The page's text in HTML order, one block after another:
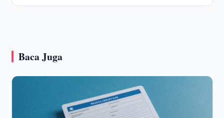
Baca Juga